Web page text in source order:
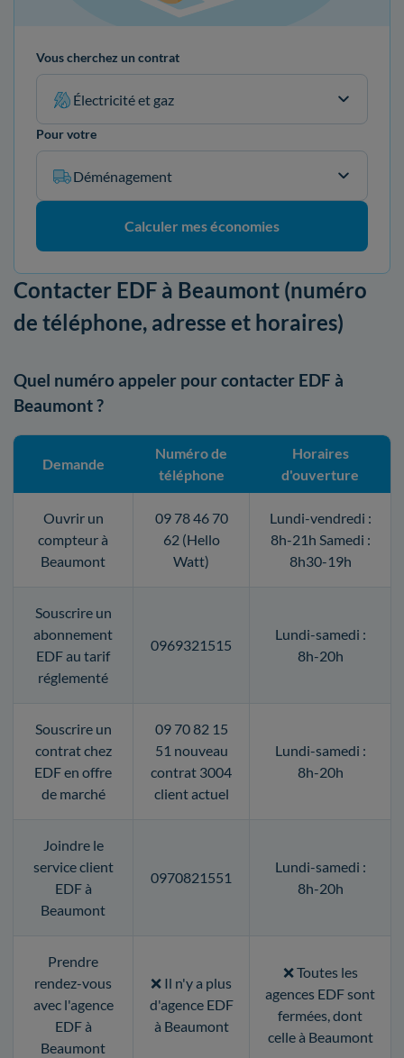
Vous cherchez un contrat
Électricité et gaz
Pour votre
Déménagement
Calculer mes économies
Contacter EDF à Beaumont (numéro
de téléphone, adresse et horaires)
Quel numéro appeler pour contacter EDF à
Beaumont ?
Demande
Numéro de
téléphone
Horaires
d'ouverture
Ouvrir un
compteur à
Beaumont
09 78 46 70
62 (Hello
Watt)
Lundi-vendredi :
8h-21h Samedi :
8h30-19h
Souscrire un
abonnement
EDF au tarif
réglementé
0969321515
Lundi-samedi :
8h-20h
Souscrire un
contrat chez
EDF en offre
de marché
09 70 82 15
51 nouveau
contrat 3004
client actuel
Lundi-samedi :
8h-20h
Joindre le
service client
EDF à
Beaumont
0970821551
Lundi-samedi :
8h-20h
Prendre
rendez-vous
avec l'agence
EDF à
Beaumont
❌ Il n'y a plus
d'agence EDF
à Beaumont
❌ Toutes les
agences EDF sont
fermées, dont
celle à Beaumont